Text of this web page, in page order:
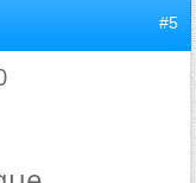
#5